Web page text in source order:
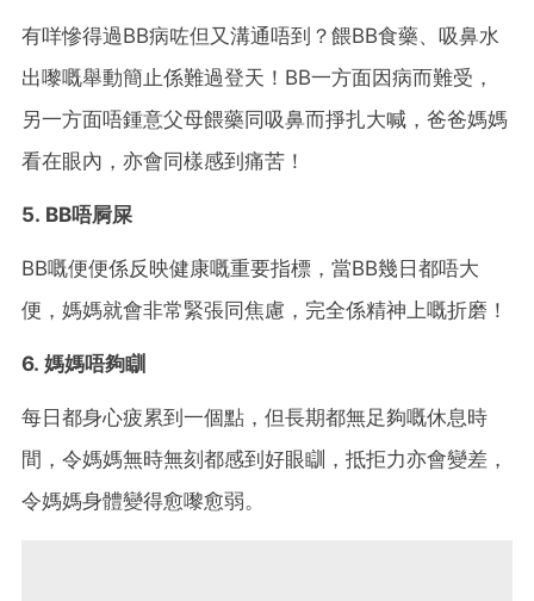
有咩慘得過BB病咗但又溝通唔到？餵BB食藥、吸鼻水
出嚟嘅舉動簡止係難過登天！BB一方面因病而難受，
另一方面唔鍾意父母餵藥同吸鼻而掙扎大喊，爸爸媽媽
看在眼內，亦會同樣感到痛苦！
5. BB唔屙屎
BB嘅便便係反映健康嘅重要指標，當BB幾日都唔大
便，媽媽就會非常緊張同焦慮，完全係精神上嘅折磨！
6. 媽媽唔夠瞓
每日都身心疲累到一個點，但長期都無足夠嘅休息時
間，令媽媽無時無刻都感到好眼瞓，抵拒力亦會變差，
令媽媽身體變得愈嚟愈弱。